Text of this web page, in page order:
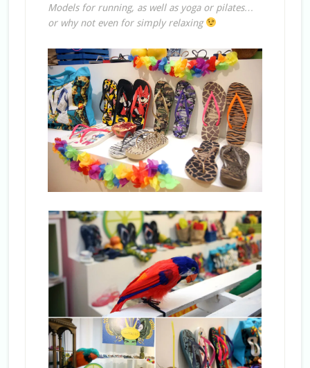
Models for running, as well as yoga or pilates…
or why not even for simply relaxing